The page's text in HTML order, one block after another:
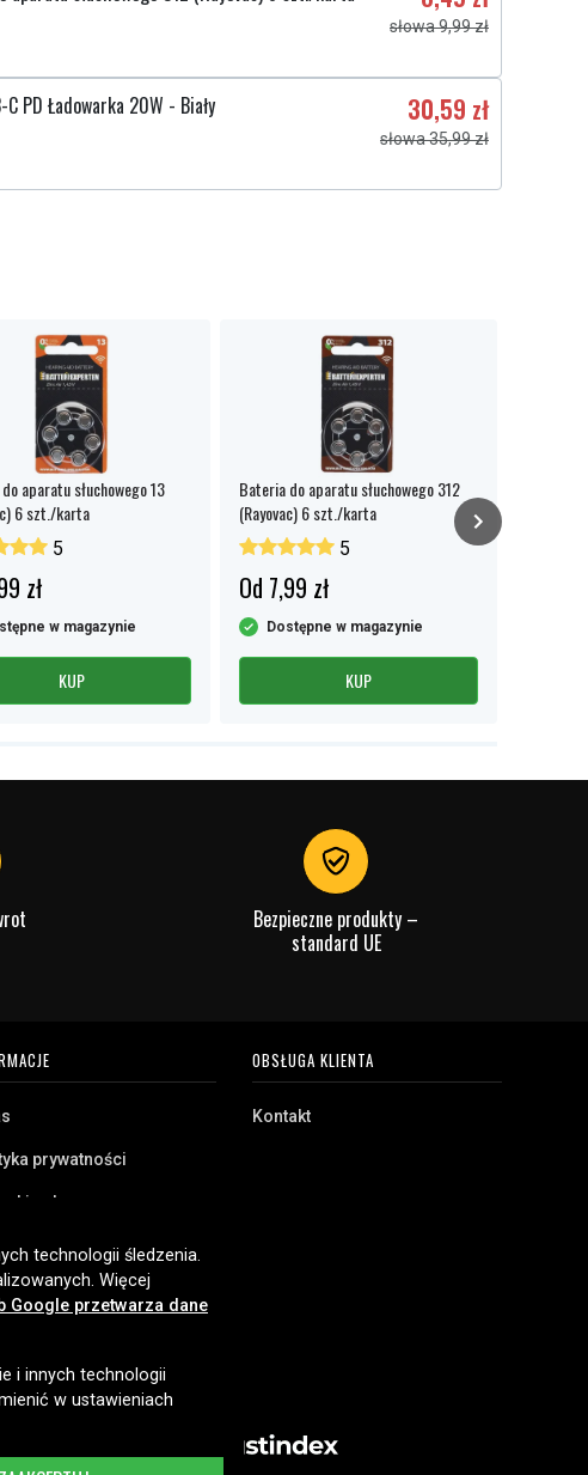
słowa 9,99 zł
C PD Ładowarka 20W - Biały 30,59 zł
słowa 35,99 zł
aparatu słuchowego 13
6 szt./karta
5
zł
w magazynie
KUP
Bateria do aparatu słuchowego 312
(Rayovac) 6 szt./karta
5
Od 7,99 zł
Dostępne w magazynie
KUP
Bezpieczne produkty –
standard UE
prywatności
zakupu
OBSŁUGA KLIENTA
Kontakt
technologii śledzenia.
Więcej
Google przetwarza dane
i innych technologii
w ustawieniach